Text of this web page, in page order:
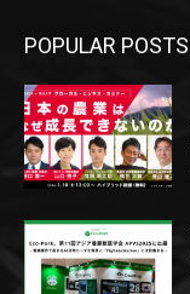
POPULAR POSTS